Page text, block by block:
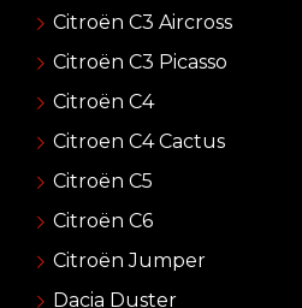
Citroën C3 Aircross
Citroën C3 Picasso
Citroën C4
Citroen C4 Cactus
Citroën C5
Citroën C6
Citroën Jumper
Dacia Duster